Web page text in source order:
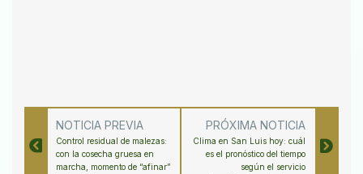
NOTICIA PREVIA
Control residual de malezas:
con la cosecha gruesa en
marcha, momento de “afinar”
PRÓXIMA NOTICIA
Clima en San Luis hoy: cuál
es el pronóstico del tiempo
según el servicio